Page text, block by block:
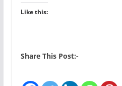
Like this:
Share This Post:-